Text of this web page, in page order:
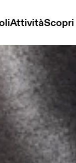
AttivitàScopri
Unisex Calzini